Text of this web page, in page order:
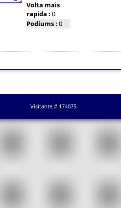
Volta mais
rapida : 0
Podiums : 0
Visitante # 174075